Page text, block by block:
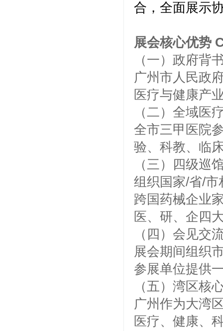
合，全面展示
展会核心优势
（一）政府背
广州市人民政
医疗与健康产
（二）全域医
全市三甲医院
验、科教、临
（三）四级巡
组织国家/省/
跨国药械企业
医、研、企四
（四）会见交
展会期间组织
参展单位提供
（五）湾区核
广州作为大湾
医疗、健康、